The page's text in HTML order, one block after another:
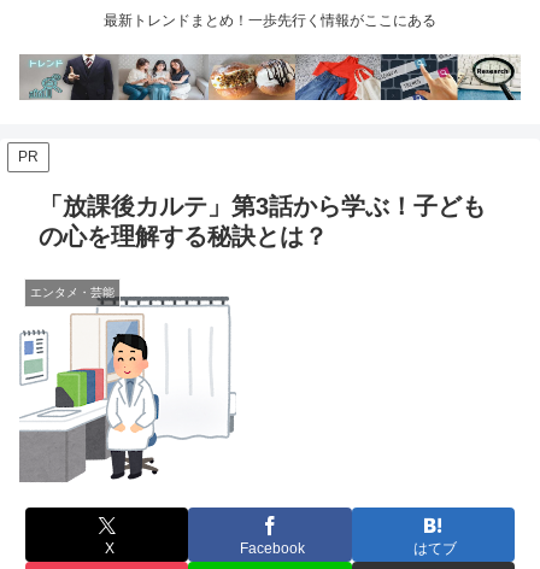
最新トレンドまとめ！一歩先行く情報がここにある
PR
「放課後カルテ」第3話から学ぶ！子ども
の心を理解する秘訣とは？
エンタメ・芸能
X Facebook はてブ